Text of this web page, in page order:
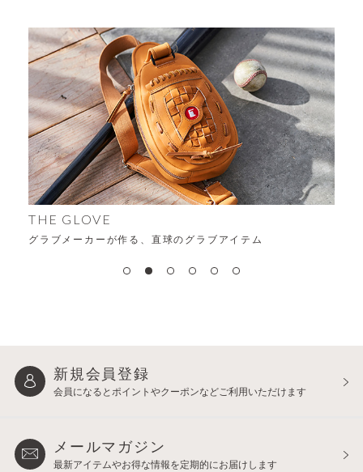
THE GLOVE
グラブメーカーが作る、直球のグラブアイテム
新規会員登録
会員になるとポイントやクーポンなどご利用いただけます
メールマガジン
最新アイテムやお得な情報を定期的にお届けします